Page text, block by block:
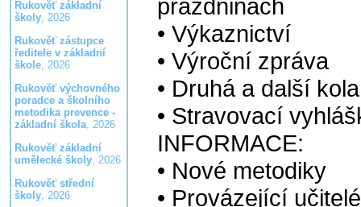
Rukověť základní
školy, 2026
Rukověť zástupce
ředitele v základní
škole, 2026
Rukověť výchovného
poradce a školního
metodika prevence -
základní škola, 2026
Rukověť základní
umělecké školy, 2026
Rukověť střední
školy, 2026
prázdninách
• Výkaznictví
• Výroční zpráva
• Druhá a další
• Stravovací
INFORMACE:
• Nové metodiky
• Provázející